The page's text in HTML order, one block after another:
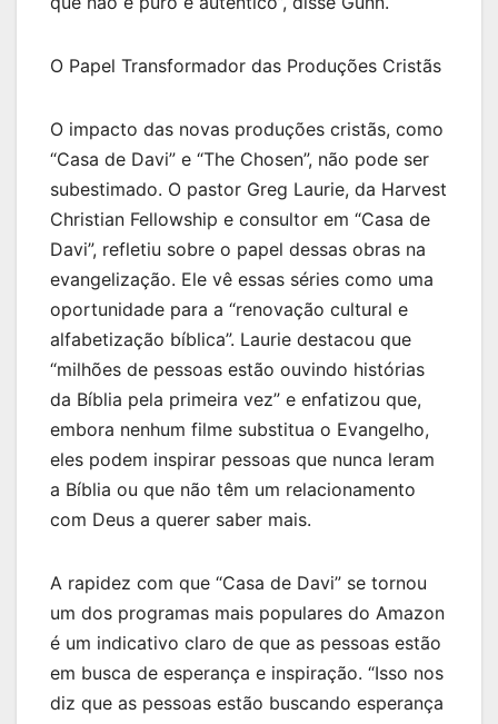
O Papel Transformador das Produções Cristãs
O impacto das novas produções cristãs, como
“Casa de Davi” e “The Chosen”, não pode ser
subestimado. O pastor Greg Laurie, da Harvest
Christian Fellowship e consultor em “Casa de
Davi”, refletiu sobre o papel dessas obras na
evangelização. Ele vê essas séries como uma
oportunidade para a “renovação cultural e
alfabetização bíblica”. Laurie destacou que
“milhões de pessoas estão ouvindo histórias
da Bíblia pela primeira vez” e enfatizou que,
embora nenhum filme substitua o Evangelho,
eles podem inspirar pessoas que nunca leram
a Bíblia ou que não têm um relacionamento
com Deus a querer saber mais.
A rapidez com que “Casa de Davi” se tornou
um dos programas mais populares do Amazon
é um indicativo claro de que as pessoas estão
em busca de esperança e inspiração. “Isso nos
diz que as pessoas estão buscando esperança